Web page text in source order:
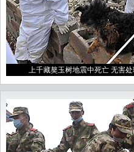
上千藏獒玉树地震中死亡 无害